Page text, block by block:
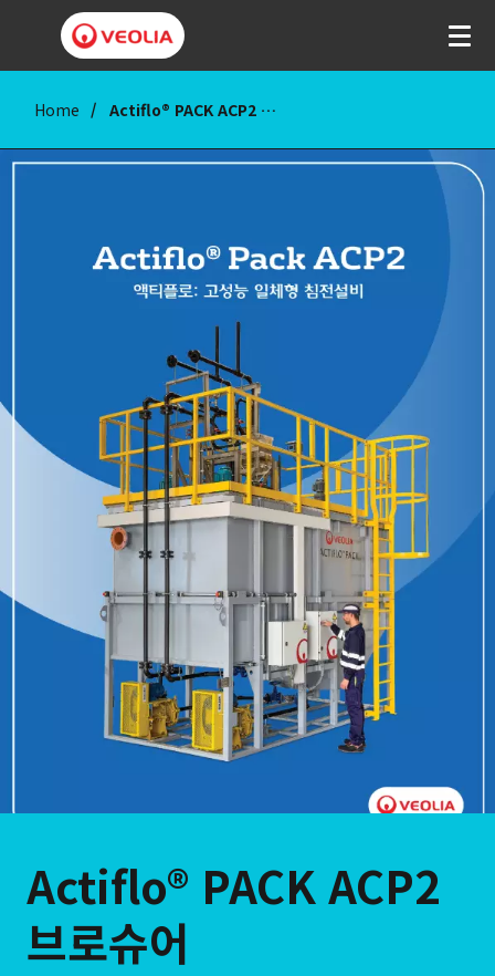
Home Actiflo® PACK ACP2 브로슈어
Actiflo® PACK ACP2
브로슈어